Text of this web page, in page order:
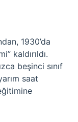
1930’da
kaldırıldı.
beşinci sınıf
saat